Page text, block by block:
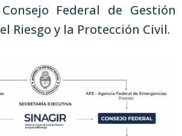
Federal de Gestión
Riesgo y la Protección Civil.